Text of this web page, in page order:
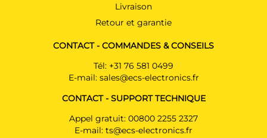
Livraison
Retour et garantie
CONTACT - COMMANDES & CONSEILS
Tél: +31 76 581 0499
E-mail: sales@ecs-electronics.fr
CONTACT - SUPPORT TECHNIQUE
Appel gratuit: 00800 2255 2327
E-mail: ts@ecs-electronics.fr